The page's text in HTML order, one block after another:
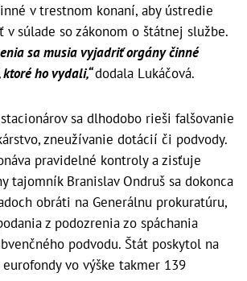
v trestnom konaní, aby ústredie
v súlade so zákonom o štátnej službe.
sa musia vyjadriť orgány činné
ho vydali,“dodala Lukáčová.
sa dlhodobo rieši falšovanie
zneužívanie dotácií či podvody.
pravidelné kontroly a zisťuje
tajomník Branislav Ondruš sa dokonca
obráti na Generálnu prokuratúru,
z podozrenia zo spáchania
podvodu. Štát poskytol na
vo výške takmer 139